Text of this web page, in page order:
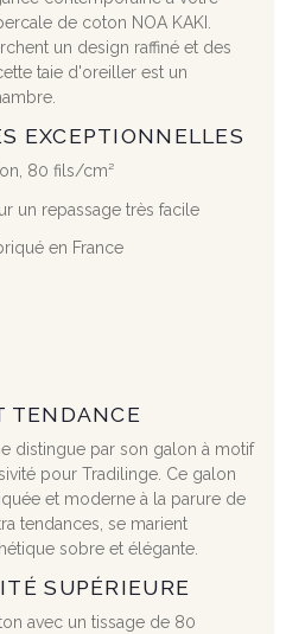
de coton NOA KAKI.
un design raffiné et des
taie d'oreiller est un
EXCEPTIONNELLES
80 fils/cm²
un repassage très facile
en France
TENDANCE
distingue par son galon à motif
pour Tradilinge. Ce galon
et moderne à la parure de
tendances, se marient
sobre et élégante.
SUPÉRIEURE
avec un tissage de 80